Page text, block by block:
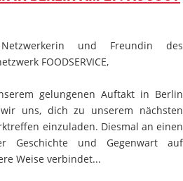
und Freundin des
FOODSERVICE,
gelungenen Auftakt in Berlin
uns, dich zu unserem nächsten
einzuladen. Diesmal an einen
Geschichte und Gegenwart auf
Weise verbindet...